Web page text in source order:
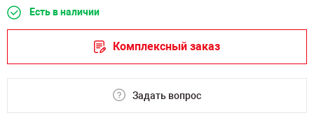
Есть в наличии
Комплексный заказ
Задать вопрос